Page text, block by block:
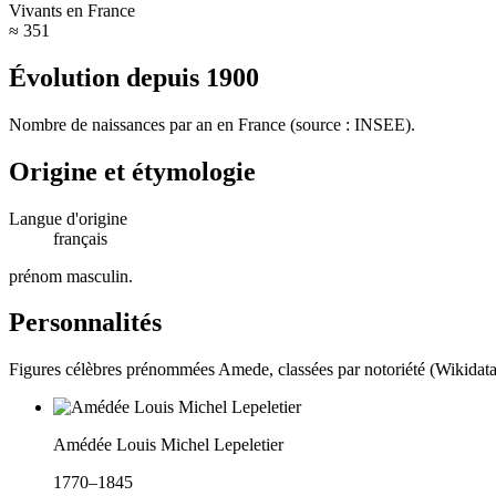
Vivants en France
≈ 351
Évolution depuis 1900
Nombre de naissances par an en France (source : INSEE).
Origine et étymologie
Langue d'origine
français
prénom masculin.
Personnalités
Figures célèbres prénommées Amede, classées par notoriété
Amédée Louis Michel Lepeletier
1770–1845